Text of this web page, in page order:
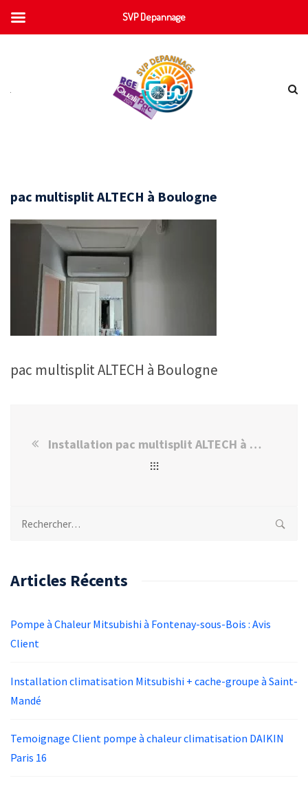
pac multisplit ALTECH à Boulogne
pac multisplit ALTECH à Boulogne
Installation pac multisplit ALTECH à Boulogne-Billancourt
Rechercher :
Articles Récents
Pompe à Chaleur Mitsubishi à Fontenay-sous-Bois : Avis
Client
Installation climatisation Mitsubishi + cache-groupe à Saint-
Mandé
Temoignage Client pompe à chaleur climatisation DAIKIN
Paris 16
SVP Depannage